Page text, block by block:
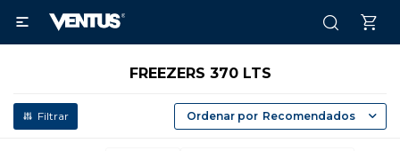

FREEZERS 370 LTS
Recomendados